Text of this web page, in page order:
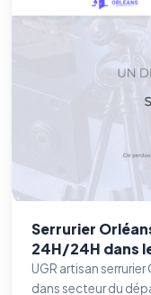
Serrurier
24H/24H dans
UGR artisan
dans secteur du